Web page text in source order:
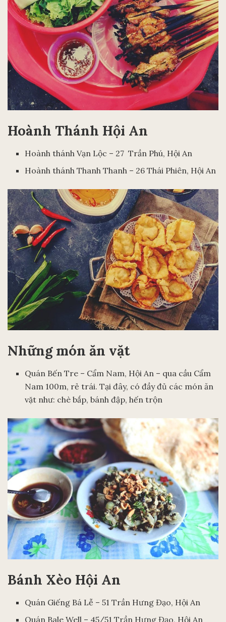
Hoành Thánh Hội An
Hoành thánh Vạn Lộc – 27 Trần Phú, Hội An
Hoành thánh Thanh Thanh – 26 Thái Phiên, Hội An
Những món ăn vặt
Quán Bến Tre – Cẩm Nam, Hội An – qua cầu Cẩm
Nam 100m, rẻ trái. Tại đây, có đầy đủ các món ăn
vặt như: chè bắp, bánh đập, hến trộn
Bánh Xèo Hội An
Quán Giếng Bá Lễ – 51 Trần Hưng Đạo, Hội An
Quán Bale Well – 45/51 Trần Hưng Đạo, Hội An